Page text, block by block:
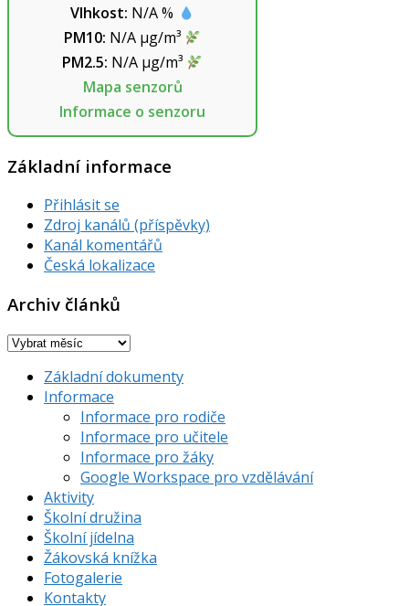
Vlhkost: N/A%
PM10: N/Aµg/m³
PM2.5: N/Aµg/m³
Mapa senzorů
Informace o senzoru
Základní informace
Přihlásit se
Zdroj kanálů (příspěvky)
Kanál komentářů
Česká lokalizace
Archiv článků
Archiv
Základní dokumenty
Informace
Informace pro rodiče
Informace pro učitele
Informace pro žáky
Google Workspace pro vzdělávání
Aktivity
Školní družina
Školní jídelna
Žákovská knížka
Fotogalerie
Kontakty